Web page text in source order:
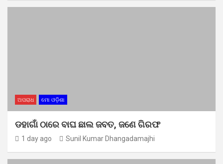
ଅପରାଧ ମୋ ଓଡ଼ିଶା
ଡହାଗାଁ ଠାରେ ବାଘ ଛାଲ ଜବତ, ଜଣେ ଗିରଫ
1 day ago Sunil Kumar Dhangadamajhi